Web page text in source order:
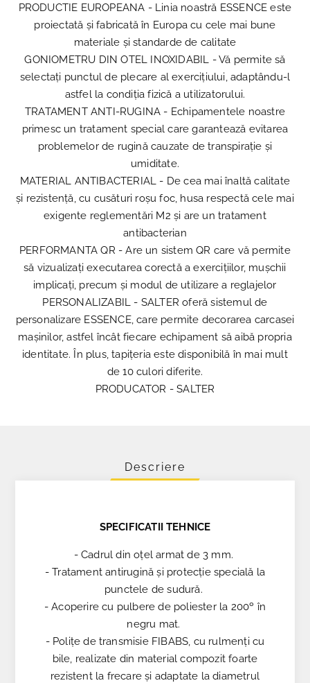
PRODUCTIE EUROPEANA - Linia noastră ESSENCE este
proiectată și fabricată în Europa cu cele mai bune
materiale și standarde de calitate
GONIOMETRU DIN OTEL INOXIDABIL - Vă permite să
selectați punctul de plecare al exercițiului, adaptându-l
astfel la condiția fizică a utilizatorului.
TRATAMENT ANTI-RUGINA - Echipamentele noastre
primesc un tratament special care garantează evitarea
problemelor de rugină cauzate de transpirație și
umiditate.
MATERIAL ANTIBACTERIAL - De cea mai înaltă calitate
și rezistență, cu cusături roșu foc, husa respectă cele mai
exigente reglementări M2 și are un tratament
antibacterian
PERFORMANTA QR - Are un sistem QR care vă permite
să vizualizați executarea corectă a exercițiilor, mușchii
implicați, precum și modul de utilizare a reglajelor
PERSONALIZABIL - SALTER oferă sistemul de
personalizare ESSENCE, care permite decorarea carcasei
mașinilor, astfel încât fiecare echipament să aibă propria
identitate. În plus, tapițeria este disponibilă în mai mult
de 10 culori diferite.
PRODUCATOR - SALTER
Descriere
SPECIFICATII TEHNICE
- Cadrul din oțel armat de 3 mm.
- Tratament antirugină și protecție specială la
punctele de sudură.
- Acoperire cu pulbere de poliester la 200º în
negru mat.
- Polițe de transmisie FIBABS, cu rulmenți cu
bile, realizate din material compozit foarte
rezistent la frecare și adaptate la diametrul